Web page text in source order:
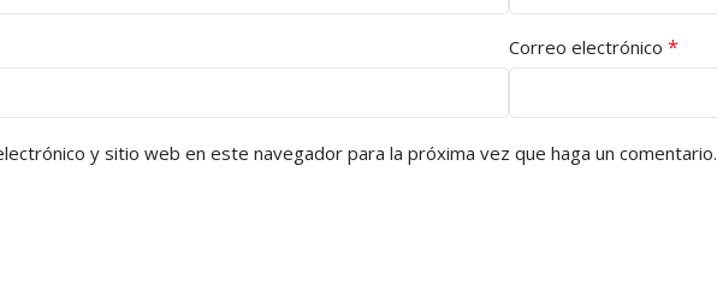
Correo electrónico *
y sitio web en este navegador para la próxima vez que haga un comentario.